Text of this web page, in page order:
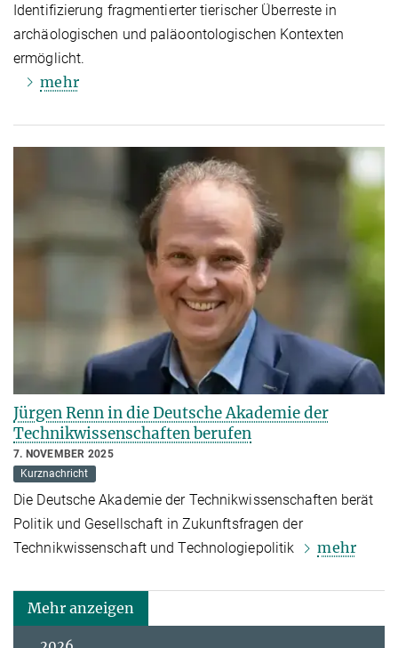
Identifizierung fragmentierter tierischer Überreste in
archäologischen und paläoontologischen Kontexten
ermöglicht.
mehr
Jürgen Renn in die Deutsche Akademie der
Technikwissenschaften berufen
7. NOVEMBER 2025
Kurznachricht
Die Deutsche Akademie der Technikwissenschaften berät
Politik und Gesellschaft in Zukunftsfragen der
Technikwissenschaft und Technologiepolitik
mehr
Mehr anzeigen